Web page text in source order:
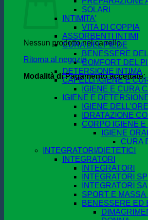
Nessun prodotto nel carrello.
Ritorna al negozio
Modalità di Pagamento accettate:
SOLARI
INTIMITA'
VITA DI COPPIA
ASSORBENTI INTIMI
CURA DEL PIEDE
BENESSERE
COMFORT DEL
DETERSIONE INTIMA
CAPELLI IGIENE E
IGIENE E CURA
IGIENE E
IGIENE
IDRATAZIONE
CORPO IGIENE E
IGIENE
CURA
INTEGRATORI/DIETETICI
INTEGRATORI
INTEGRATORI
INTEGRATORI
INTEGRATORI
SPORT E
BENESSERE ED